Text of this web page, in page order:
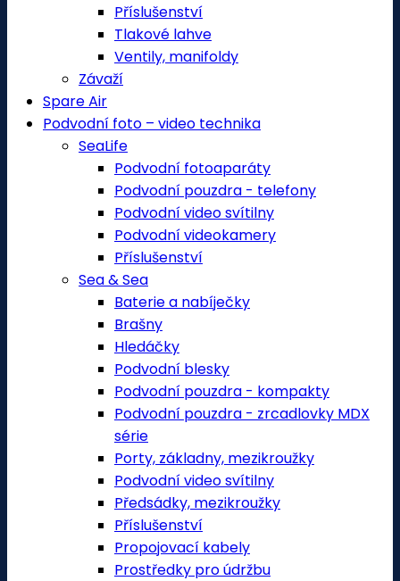
Příslušenství
Tlakové lahve
Ventily, manifoldy
Závaží
Spare Air
Podvodní foto – video technika
SeaLife
Podvodní fotoaparáty
Podvodní pouzdra - telefony
Podvodní video svítilny
Podvodní videokamery
Příslušenství
Sea & Sea
Baterie a nabíječky
Brašny
Hledáčky
Podvodní blesky
Podvodní pouzdra - kompakty
Podvodní pouzdra - zrcadlovky MDX
série
Porty, základny, mezikroužky
Podvodní video svítilny
Předsádky, mezikroužky
Příslušenství
Propojovací kabely
Prostředky pro údržbu